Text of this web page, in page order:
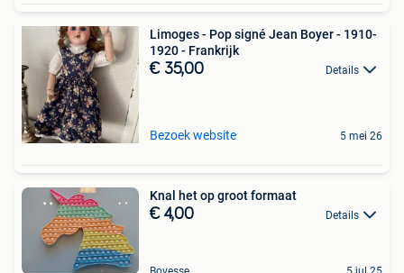
Limoges - Pop signé Jean Boyer - 1910-
1920 - Frankrijk
€ 35,00 Details
Bezoek website 5 mei 26
Knal het op groot formaat
€ 4,00 Details